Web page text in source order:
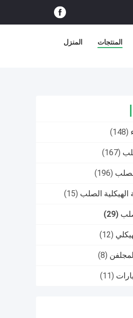
المنزل المنتجات
(148)
(167)
(196)
الهيكلية الصلب (15)
(29)
(12)
(8)
(11)